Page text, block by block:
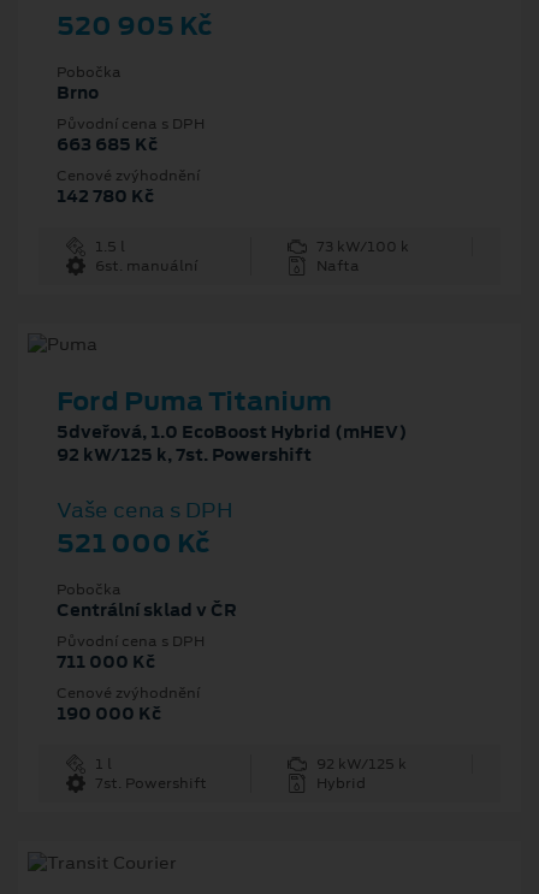
520 905 Kč
Pobočka
Brno
Původní cena s DPH
663 685 Kč
Cenové zvýhodnění
142 780 Kč
1.5 l
73 kW/100 k
6st. manuální
Nafta
Ford Puma Titanium
5dveřová, 1.0 EcoBoost Hybrid (mHEV)
92 kW/125 k, 7st. Powershift
Vaše cena s DPH
521 000 Kč
Pobočka
Centrální sklad v ČR
Původní cena s DPH
711 000 Kč
Cenové zvýhodnění
190 000 Kč
1 l
92 kW/125 k
7st. Powershift
Hybrid